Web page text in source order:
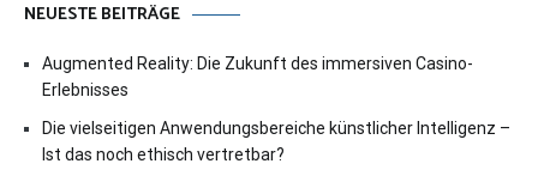
NEUESTE BEITRÄGE
Augmented Reality: Die Zukunft des immersiven Casino-
Erlebnisses
Die vielseitigen Anwendungsbereiche künstlicher Intelligenz –
Ist das noch ethisch vertretbar?